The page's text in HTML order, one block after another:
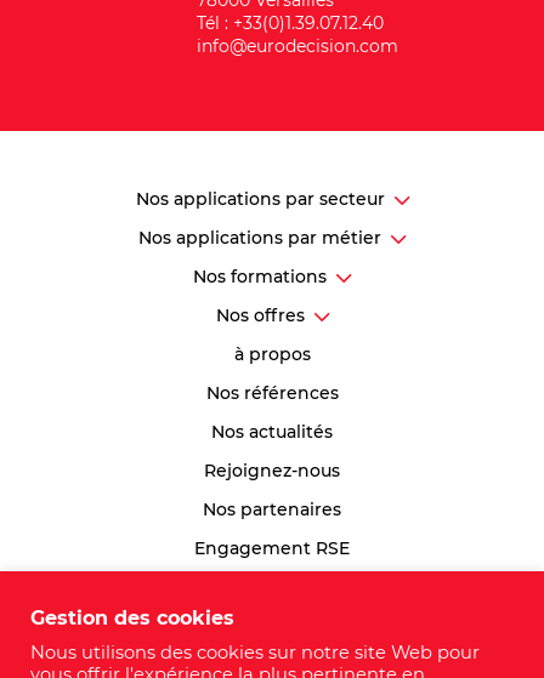
Tél : +33(0)1.39.07.12.40
info@eurodecision.com
Nos applications par secteur
Nos applications par métier
Nos formations
Nos offres
à propos
Nos références
Nos actualités
Rejoignez-nous
Nos partenaires
Engagement RSE
Plan du site
Gestion des cookies
Nous utilisons des cookies sur notre site Web pour